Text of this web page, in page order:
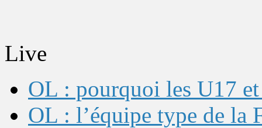
Live
OL : pourquoi les U17
OL : l’équipe type de la